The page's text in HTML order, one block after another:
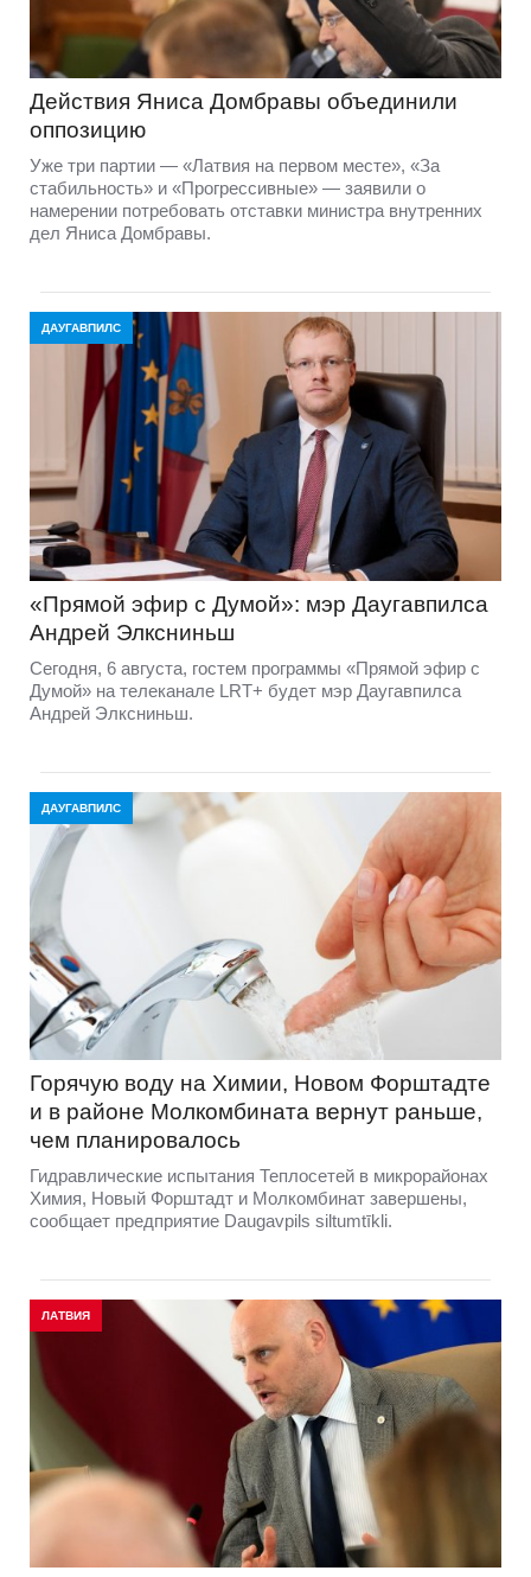
Действия Яниса Домбравы объединили
оппозицию
Уже три партии — «Латвия на первом месте», «За
стабильность» и «Прогрессивные» — заявили о
намерении потребовать отставки министра внутренних
дел Яниса Домбравы.
ДАУГАВПИЛС
«Прямой эфир с Думой»: мэр Даугавпилса
Андрей Элксниньш
Сегодня, 6 августа, гостем программы «Прямой эфир с
Думой» на телеканале LRT+ будет мэр Даугавпилса
Андрей Элксниньш.
ДАУГАВПИЛС
Горячую воду на Химии, Новом Форштадте
и в районе Молкомбината вернут раньше,
чем планировалось
Гидравлические испытания Теплосетей в микрорайонах
Химия, Новый Форштадт и Молкомбинат завершены,
сообщает предприятие Daugavpils siltumtīkli.
ЛАТВИЯ